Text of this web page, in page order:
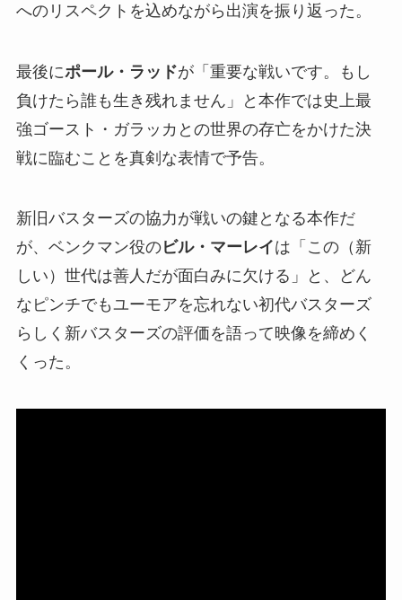
へのリスペクトを込めながら出演を振り返った。
最後にポール・ラッドが「重要な戦いです。もし
負けたら誰も生き残れません」と本作では史上最
強ゴースト・ガラッカとの世界の存亡をかけた決
戦に臨むことを真剣な表情で予告。
新旧バスターズの協力が戦いの鍵となる本作だ
が、ベンクマン役のビル・マーレイは「この（新
しい）世代は善人だが面白みに欠ける」と、どん
なピンチでもユーモアを忘れない初代バスターズ
らしく新バスターズの評価を語って映像を締めく
くった。